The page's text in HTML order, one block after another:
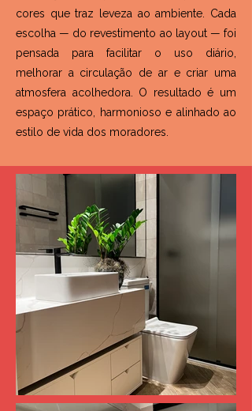
cores que traz leveza ao ambiente. Cada
escolha — do revestimento ao layout — foi
pensada para facilitar o uso diário,
melhorar a circulação de ar e criar uma
atmosfera acolhedora. O resultado é um
espaço prático, harmonioso e alinhado ao
estilo de vida dos moradores.